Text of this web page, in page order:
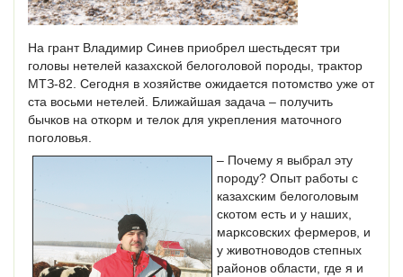
На грант Владимир Синев приобрел шестьдесят три
головы нетелей казахской белоголовой породы, трактор
МТЗ-82. Сегодня в хозяйстве ожидается потомство уже от
ста восьми нетелей. Ближайшая задача – получить
бычков на откорм и телок для укрепления маточного
поголовья.
– Почему я выбрал эту
породу? Опыт работы с
казахским белоголовым
скотом есть и у наших,
марксовских фермеров, и
у животноводов степных
районов области, где я и